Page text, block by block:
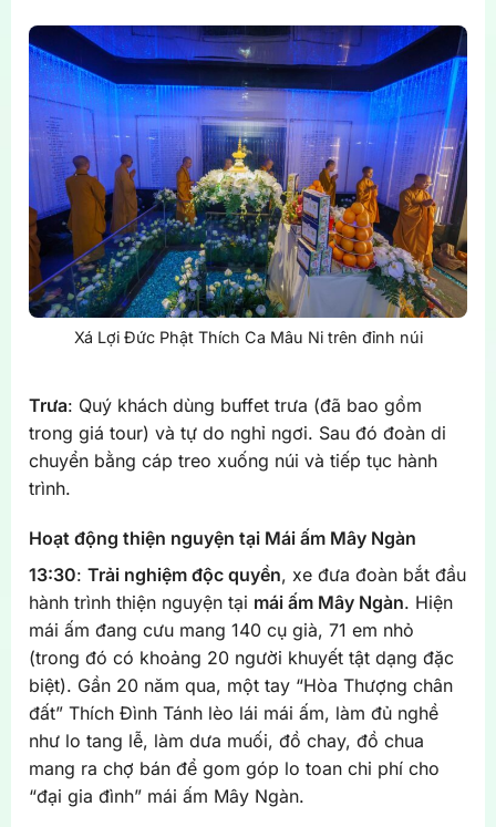
Xá Lợi Đức Phật Thích Ca Mâu Ni trên đỉnh núi
Trưa: Quý khách dùng buffet trưa (đã bao gồm
trong giá tour) và tự do nghỉ ngơi. Sau đó đoàn di
chuyển bằng cáp treo xuống núi và tiếp tục hành
trình.
Hoạt động thiện nguyện tại Mái ấm Mây Ngàn
13:30: Trải nghiệm độc quyền, xe đưa đoàn bắt đầu
hành trình thiện nguyện tại mái ấm Mây Ngàn. Hiện
mái ấm đang cưu mang 140 cụ già, 71 em nhỏ
(trong đó có khoảng 20 người khuyết tật dạng đặc
biệt). Gần 20 năm qua, một tay “Hòa Thượng chân
đất” Thích Đình Tánh lèo lái mái ấm, làm đủ nghề
như lo tang lễ, làm dưa muối, đồ chay, đồ chua
mang ra chợ bán để gom góp lo toan chi phí cho
“đại gia đình” mái ấm Mây Ngàn.